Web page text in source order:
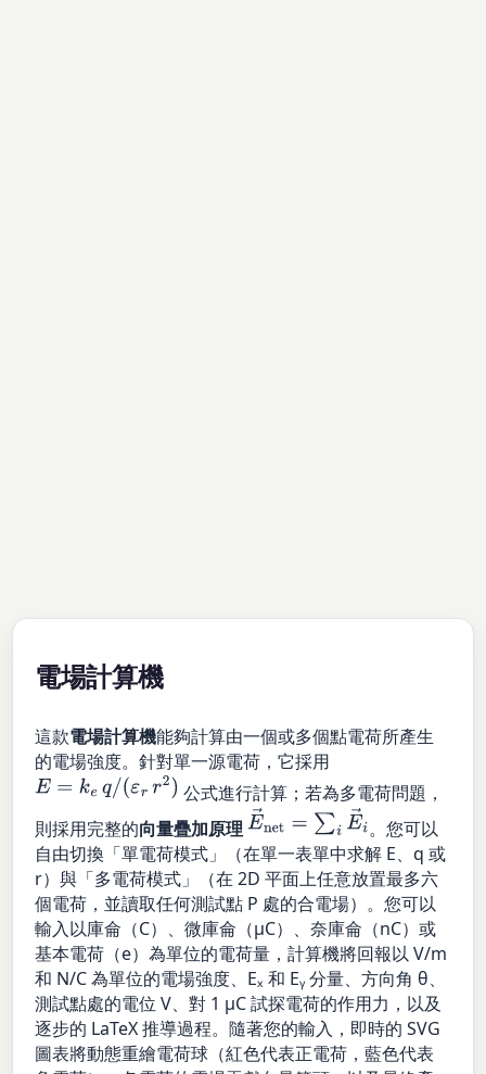
電場計算機
這款電場計算機能夠計算由一個或多個點電荷所產生
的電場強度。針對單一源電荷，它採用
E= ke q/(εrr2)
公式進行計算；若為多電荷問題，
則採用完整的向量疊加原理 E→ net= ∑iE→i 。您可以
自由切換「單電荷模式」（在單一表單中求解 E、q 或
r）與「多電荷模式」（在 2D 平面上任意放置最多六
個電荷，並讀取任何測試點 P 處的合電場）。您可以
輸入以庫侖（C）、微庫侖（µC）、奈庫侖（nC）或
基本電荷（e）為單位的電荷量，計算機將回報以 V/m
和 N/C 為單位的電場強度、Eₓ 和 Eᵧ 分量、方向角 θ、
測試點處的電位 V、對 1 µC 試探電荷的作用力，以及
逐步的 LaTeX 推導過程。隨著您的輸入，即時的 SVG
圖表將動態重繪電荷球（紅色代表正電荷，藍色代表